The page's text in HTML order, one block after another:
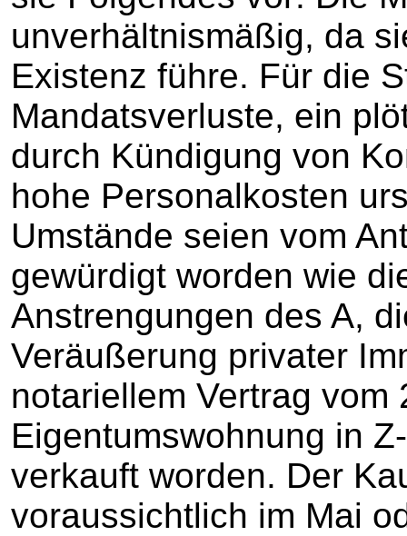
unverhältnismäßig, da
Existenz führe. Für die
Mandatsverluste, ein
durch Kündigung von
hohe Personalkosten
Umstände seien vom
gewürdigt worden wie
Anstrengungen des A,
Veräußerung privater
notariellem Vertrag
Eigentumswohnung in
verkauft worden. Der
voraussichtlich im Mai